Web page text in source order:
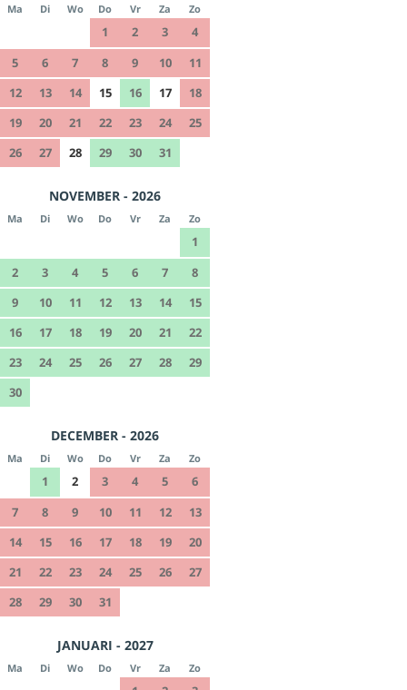
Ma Di Wo Do Vr Za Zo
1 2 3
4
5
6 7 8 9 10
11
12
13 14 15 16 17
18
19
20 21 22 23 24
25
26
27 28 29 30 31
NOVEMBER - 2026
Ma Di Wo Do Vr Za Zo
1
2
3 4 5 6 7
8
9
10 11 12 13 14
15
16
17 18 19 20 21
22
23
24 25 26 27 28
29
30
DECEMBER - 2026
Ma Di Wo Do Vr Za Zo
1 2 3 4 5
6
7
8 9 10 11 12
13
14
15 16 17 18 19
20
21
22 23 24 25 26
27
28
29 30 31
JANUARI - 2027
Ma Di Wo Do Vr Za Zo